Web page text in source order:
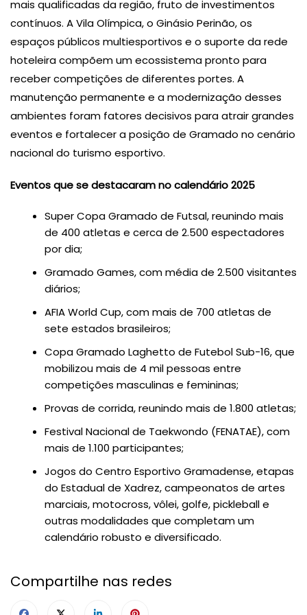
mais qualificadas da região, fruto de investimentos
contínuos. A Vila Olímpica, o Ginásio Perinão, os
espaços públicos multiesportivos e o suporte da rede
hoteleira compõem um ecossistema pronto para
receber competições de diferentes portes. A
manutenção permanente e a modernização desses
ambientes foram fatores decisivos para atrair grandes
eventos e fortalecer a posição de Gramado no cenário
nacional do turismo esportivo.
Eventos que se destacaram no calendário 2025
Super Copa Gramado de Futsal, reunindo mais
de 400 atletas e cerca de 2.500 espectadores
por dia;
Gramado Games, com média de 2.500 visitantes
diários;
AFIA World Cup, com mais de 700 atletas de
sete estados brasileiros;
Copa Gramado Laghetto de Futebol Sub-16, que
mobilizou mais de 4 mil pessoas entre
competições masculinas e femininas;
Provas de corrida, reunindo mais de 1.800 atletas;
Festival Nacional de Taekwondo (FENATAE), com
mais de 1.100 participantes;
Jogos do Centro Esportivo Gramadense, etapas
do Estadual de Xadrez, campeonatos de artes
marciais, motocross, vôlei, golfe, pickleball e
outras modalidades que completam um
calendário robusto e diversificado.
Compartilhe nas redes